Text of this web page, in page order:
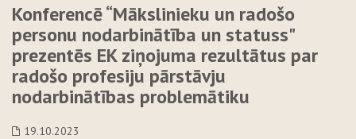
Konferencē “Mākslinieku un radošo
personu nodarbinātība un statuss"
prezentēs EK ziņojuma rezultātus par
radošo profesiju pārstāvju
nodarbinātības problemātiku
19.10.2023